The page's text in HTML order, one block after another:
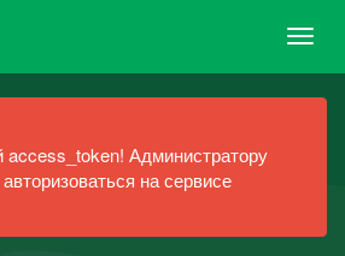
access_token! Администратору
на сервисе